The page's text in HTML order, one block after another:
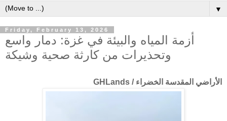
▼
Friday, February 13, 2026
أزمة المياه والبيئة في غزة: دمار واسع
وتحذيرات من كارثة صحية وشيكة
الأراضي المقدسة الخضراء / GHLands